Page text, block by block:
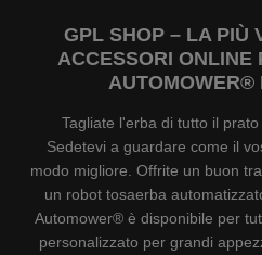
GPL SHOP – LA PIÙ
ACCESSORI ONLINE
AUTOMOWER®
Tagliate l'erba di tutto il
Sedetevi a guardare come il
modo migliore. Offrite un buon
un robot tosaerba
Automower® è disponibile per
personalizzato per grandi